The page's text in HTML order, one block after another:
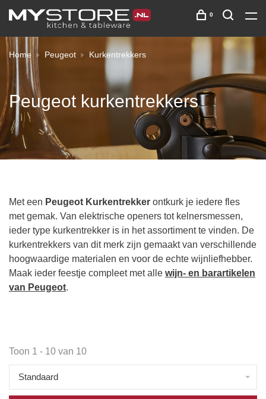
0
Home Peugeot Kurkentrekkers
Peugeot kurkentrekkers
Met een Peugeot Kurkentrekker ontkurk je iedere fles
met gemak. Van elektrische openers tot kelnersmessen,
ieder type kurkentrekker is in het assortiment te vinden. De
kurkentrekkers van dit merk zijn gemaakt van verschillende
hoogwaardige materialen en voor de echte wijnliefhebber.
Maak ieder feestje compleet met alle wijn- en barartikelen
van Peugeot.
Toon 1 - 10 van 10
Standaard